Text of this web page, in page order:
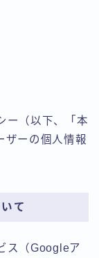
ー（以下、「本
ザーの個人情報
て
ス（Googleア